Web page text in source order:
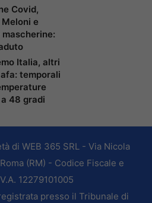
Covid,
e
Italia, altri
temporali
48 gradi
di WEB 365 SRL - Via Nicola
(RM) - Codice Fiscale e
12279101005
presso il Tribunale di